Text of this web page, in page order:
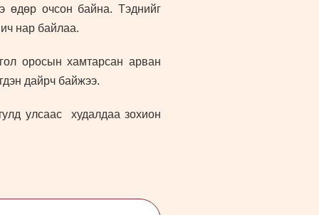
өдөр очсон байна. Тэднийг
нар байлаа.
оросын хамтарсан арван
дайрч байжээ.
улсаас худалдаа зохион